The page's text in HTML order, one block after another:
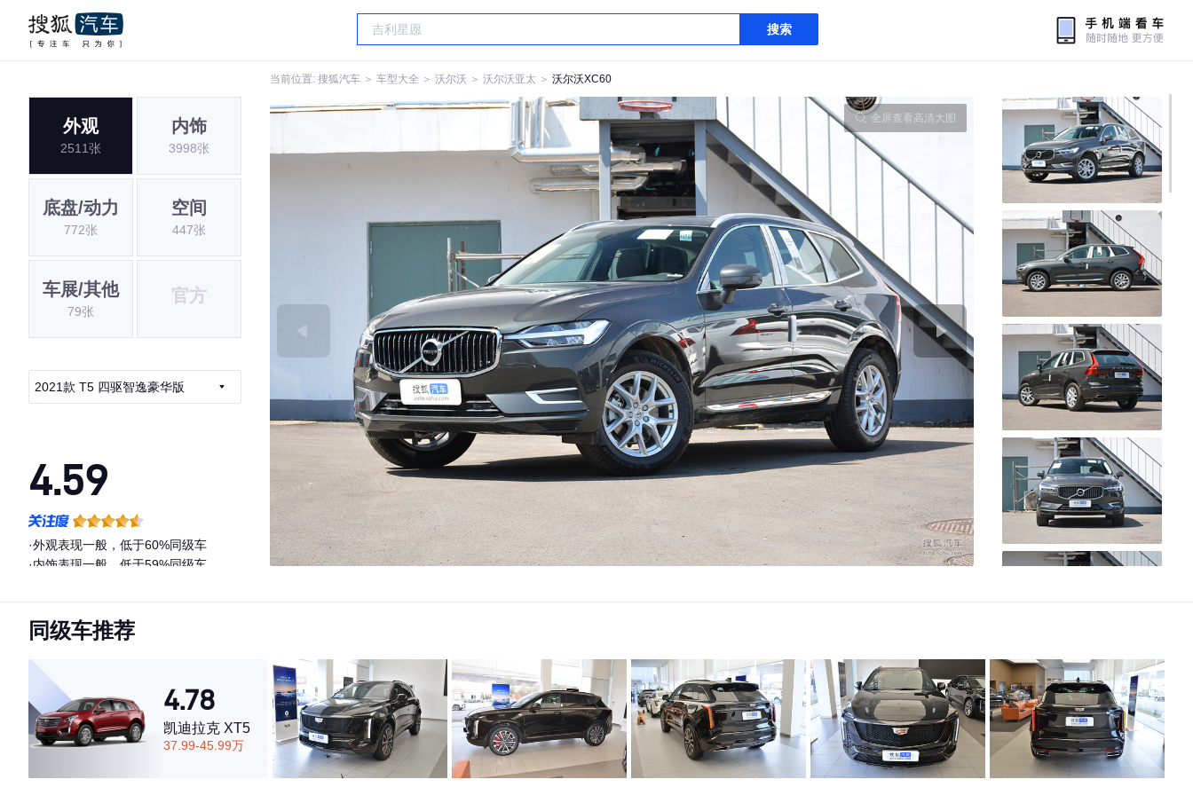
搜索
当前位置: 搜狐汽车 ＞ 车型大全 ＞ 沃尔沃 ＞ 沃尔沃亚太 ＞ 沃尔沃XC60
外观
2511张
内饰
3998张
底盘/动力
772张
空间
447张
车展/其他
79张
官方
2021款 T5 四驱智逸豪华版
4.59
·外观表现一般，低于60%同级车
·内饰表现一般，低于59%同级车
全屏查看高清大图
同级车推荐
4.78
凯迪拉克 XT5
37.99-45.99万